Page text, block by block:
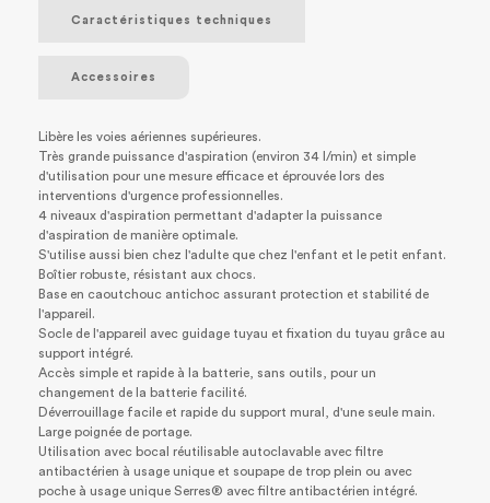
Caractéristiques techniques
Accessoires
Libère les voies aériennes supérieures.
Très grande puissance d'aspiration (environ 34 l/min) et simple
d'utilisation pour une mesure efficace et éprouvée lors des
interventions d'urgence professionnelles.
4 niveaux d'aspiration permettant d'adapter la puissance
d'aspiration de manière optimale.
S'utilise aussi bien chez l'adulte que chez l'enfant et le petit enfant.
Boîtier robuste, résistant aux chocs.
Base en caoutchouc antichoc assurant protection et stabilité de
l'appareil.
Socle de l'appareil avec guidage tuyau et fixation du tuyau grâce au
support intégré.
Accès simple et rapide à la batterie, sans outils, pour un
changement de la batterie facilité.
Déverrouillage facile et rapide du support mural, d'une seule main.
Large poignée de portage.
Utilisation avec bocal réutilisable autoclavable avec filtre
antibactérien à usage unique et soupape de trop plein ou avec
poche à usage unique Serres® avec filtre antibactérien intégré.